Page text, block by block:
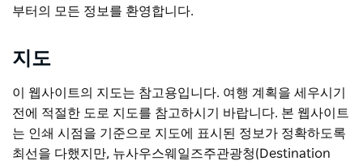
부터의 모든 정보를 환영합니다.
지도
이 웹사이트의 지도는 참고용입니다. 여행 계획을 세우시기
전에 적절한 도로 지도를 참고하시기 바랍니다. 본 웹사이트
는 인쇄 시점을 기준으로 지도에 표시된 정보가 정확하도록
최선을 다했지만, 뉴사우스웨일즈주관광청(Destination